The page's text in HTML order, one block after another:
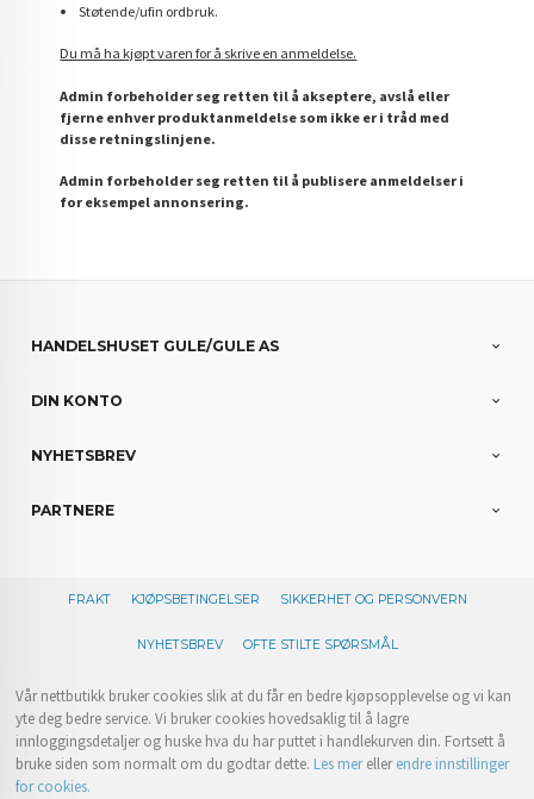
Støtende/ufin ordbruk.
Du må ha kjøpt varen for å skrive en anmeldelse.
Admin forbeholder seg retten til å akseptere, avslå eller
fjerne enhver produktanmeldelse som ikke er i tråd med
disse retningslinjene.
Admin forbeholder seg retten til å publisere anmeldelser i
for eksempel annonsering.
HANDELSHUSET GULE/GULE AS
DIN KONTO
NYHETSBREV
PARTNERE
FRAKT KJØPSBETINGELSER SIKKERHET OG PERSONVERN
NYHETSBREV OFTE STILTE SPØRSMÅL
Vår nettbutikk bruker cookies slik at du får en bedre kjøpsopplevelse og vi kan
yte deg bedre service. Vi bruker cookies hovedsaklig til å lagre
innloggingsdetaljer og huske hva du har puttet i handlekurven din. Fortsett å
bruke siden som normalt om du godtar dette. Les merellerendre innstillinger
for cookies.